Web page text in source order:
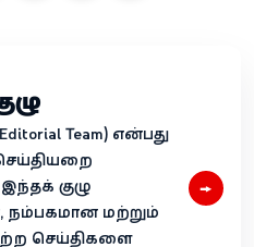
Team) என்பது
குழு
நம்பகமான மற்றும்
செய்திகளை
→